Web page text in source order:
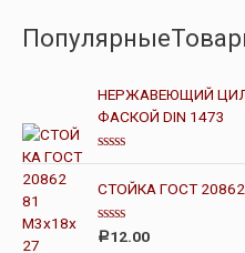
НЕРЖАВЕЮЩИЙ
ФАСКОЙ DIN 1473
О
е
н
к
а
СТОЙКА ГОСТ
О
Р12.00